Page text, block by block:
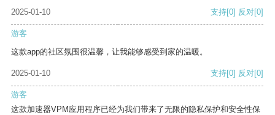
2025-01-10
支持[0] 反对[0]
游客
这款app的社区氛围很温馨，让我能够感受到家的温暖。
2025-01-10 支持[0] 反对[0]
游客
这款加速器VPM应用程序已经为我们带来了无限的隐私保护和安全性保